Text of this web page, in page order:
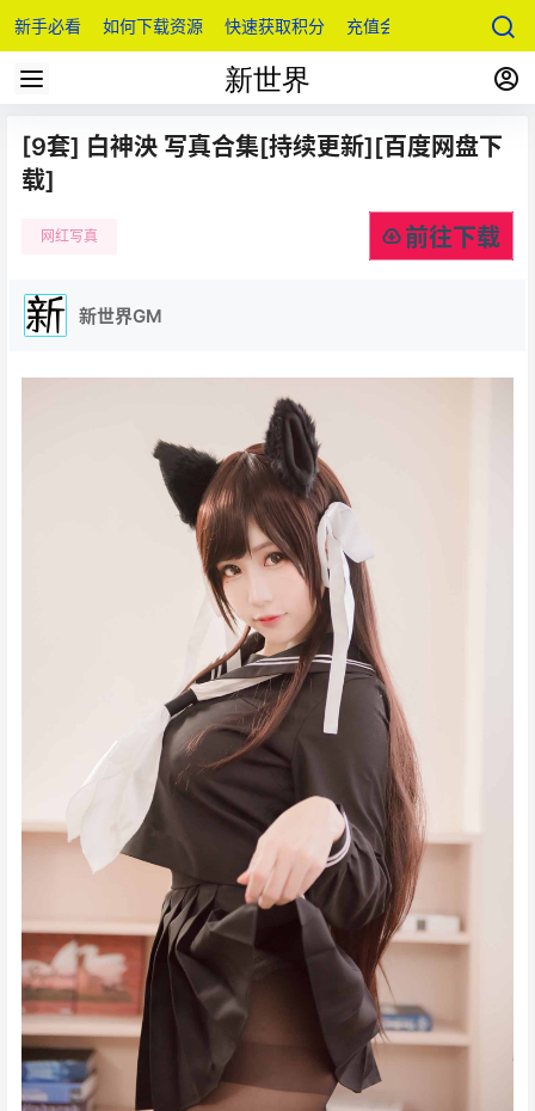
新手必看 如何下载资源 快速获取积分 充值会员
[9套] 白神泱 写真合集[持续更新][百度网盘下
载]
网红写真 前往下载
新世界GM